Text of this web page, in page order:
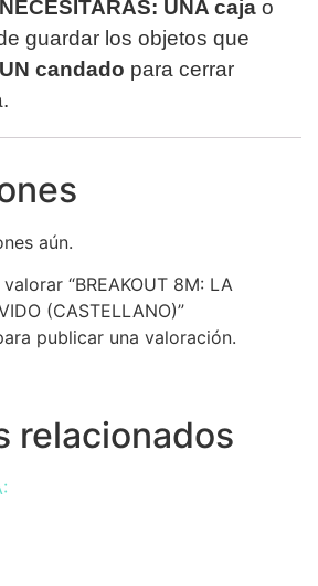
UNA caja o
guardar los objetos que
UN candado para cerrar
aún.
“BREAKOUT 8M: LA
(CASTELLANO)”
publicar una valoración.
relacionados